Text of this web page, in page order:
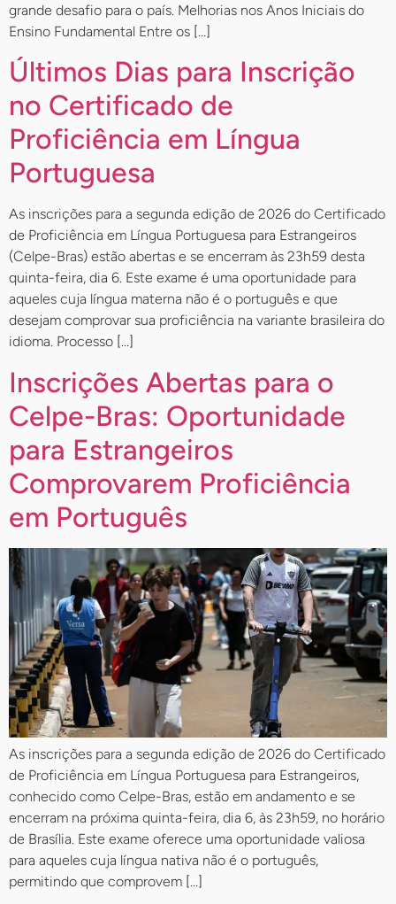
grande desafio para o país. Melhorias nos Anos Iniciais do
Ensino Fundamental Entre os […]
Últimos Dias para Inscrição
no Certificado de
Proficiência em Língua
Portuguesa
As inscrições para a segunda edição de 2026 do Certificado
de Proficiência em Língua Portuguesa para Estrangeiros
(Celpe-Bras) estão abertas e se encerram às 23h59 desta
quinta-feira, dia 6. Este exame é uma oportunidade para
aqueles cuja língua materna não é o português e que
desejam comprovar sua proficiência na variante brasileira do
idioma. Processo […]
Inscrições Abertas para o
Celpe-Bras: Oportunidade
para Estrangeiros
Comprovarem Proficiência
em Português
As inscrições para a segunda edição de 2026 do Certificado
de Proficiência em Língua Portuguesa para Estrangeiros,
conhecido como Celpe-Bras, estão em andamento e se
encerram na próxima quinta-feira, dia 6, às 23h59, no horário
de Brasília. Este exame oferece uma oportunidade valiosa
para aqueles cuja língua nativa não é o português,
permitindo que comprovem […]